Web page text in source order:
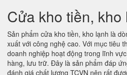
Cửa kho tiền,
Sản phẩm cửa kho tiền, kho lạnh là
xuất với công nghệ cao. Với mục tiêu
doanh nghiệp hoạt động trong lĩnh
hàng, lưu trữ. Đây là sản phẩm đáp
đánh giá chất lượng TCVN nên rất